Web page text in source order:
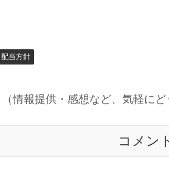
当方針
（情報提供・感想など、気軽にど
コメン